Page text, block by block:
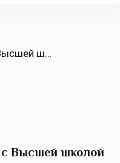
/ «Ингосстрах» совместно с Высшей школой бизнеса МГУ второй год подряд запустили курс «Цифровые продукты будущего»
с Высшей школой